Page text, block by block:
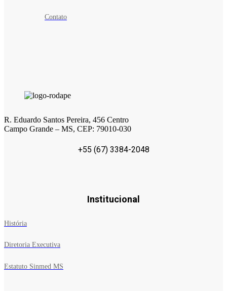
Contato
R. Eduardo Santos Pereira, 456 Centro
Campo Grande – MS, CEP: 79010-030
+55 (67) 3384-2048
Institucional
História
Diretoria Executiva
Estatuto Sinmed MS